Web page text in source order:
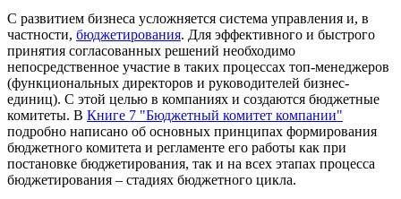
С развитием бизнеса усложняется система управления и, в
частности, бюджетирования. Для эффективного и быстрого
принятия согласованных решений необходимо
непосредственное участие в таких процессах топ-менеджеров
(функциональных директоров и руководителей бизнес-
единиц). С этой целью в компаниях и создаются бюджетные
комитеты. В Книге 7 "Бюджетный комитет компании"
подробно написано об основных принципах формирования
бюджетного комитета и регламенте его работы как при
постановке бюджетирования, так и на всех этапах процесса
бюджетирования – стадиях бюджетного цикла.